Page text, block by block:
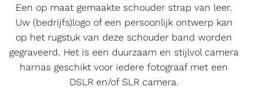
Een op maat gemaakte schouder strap van leer.
Uw (bedrijfs)logo of een persoonlijk ontwerp kan
op het rugstuk van deze schouder band worden
gegraveerd. Het is een duurzaam en stijlvol camera
harnas geschikt voor iedere fotograaf met een
DSLR en/of SLR camera.